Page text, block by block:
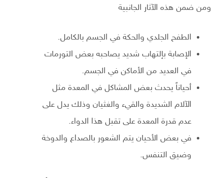
ومن ضمن هذه الآثار الجانبية
الطفح الجلدي والحكة في الجسم بالكامل.
الإصابة بإلتهاب شديد يصاحبه بعض التورمات
في العديد من الأماكن في الجسم.
أحياناً يحدث بعض المشاكل في المعدة مثل
الآلام الشديدة والقيء والغثيان وذلك يدل على
عدم قدرة المعدة على تقبل هذا الدواء.
في بعض الأحيان يتم الشعور بالصداع والدوخة
وضيق التنفس.